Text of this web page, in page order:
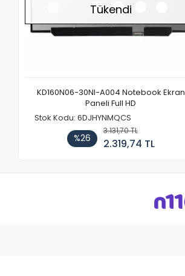
Tükendi
KD160N06-30NI-A004 Notebook Ekran
Paneli Full HD
Stok Kodu: 6DJHYNMQCS
%26
3.131,70 TL
2.319,74 TL